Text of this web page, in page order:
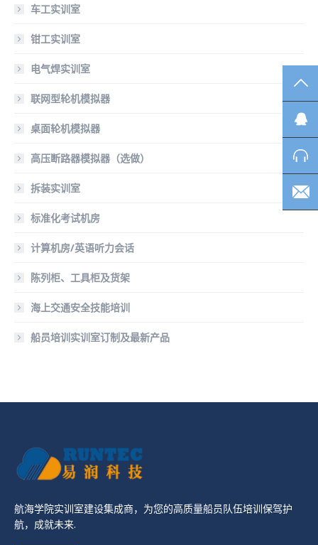
车工实训室
钳工实训室
电气焊实训室
联网型轮机模拟器
桌面轮机模拟器
高压断路器模拟器（选做）
拆装实训室
标准化考试机房
计算机房/英语听力会话
陈列柜、工具柜及货架
海上交通安全技能培训
船员培训实训室订制及最新产品
航海学院实训室建设集成商，为您的高质量船员队伍培训保驾护
航，成就未来.